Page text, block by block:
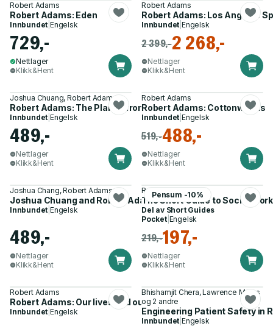
Robert Adams
Robert Adams: Eden
Innbundet |Engelsk
729,-
Nettlager
Klikk&Hent
Robert Adams
Robert Adams: Los Angeles
Innbundet |Engelsk
2 399,-2 268,-
Nettlager
Klikk&Hent
Joshua Chuang, Robert Adams
Robert Adams: The Plains, from Memory
Innbundet |Engelsk
489,-
Nettlager
Klikk&Hent
Robert Adams
Robert Adams: Cottonwoods
Innbundet |Engelsk
519,-488,-
Nettlager
Klikk&Hent
Joshua Chang, Robert Adams
Joshua Chuang and Robert Adams: Boats, Books, Birds
Innbundet |Engelsk
489,-
Nettlager
Klikk&Hent
Pensum -10%
Robert Adams
The Short Guide to Social Work
Del av Short Guides
Pocket| Engelsk
219,-197,-
Nettlager
Klikk&Hent
Robert Adams
Robert Adams: Our lives and our children
Innbundet |Engelsk
Bhishamjit Chera, Lawrence Marks
og 2 andre
Engineering Patient Safety in
Innbundet |Engelsk